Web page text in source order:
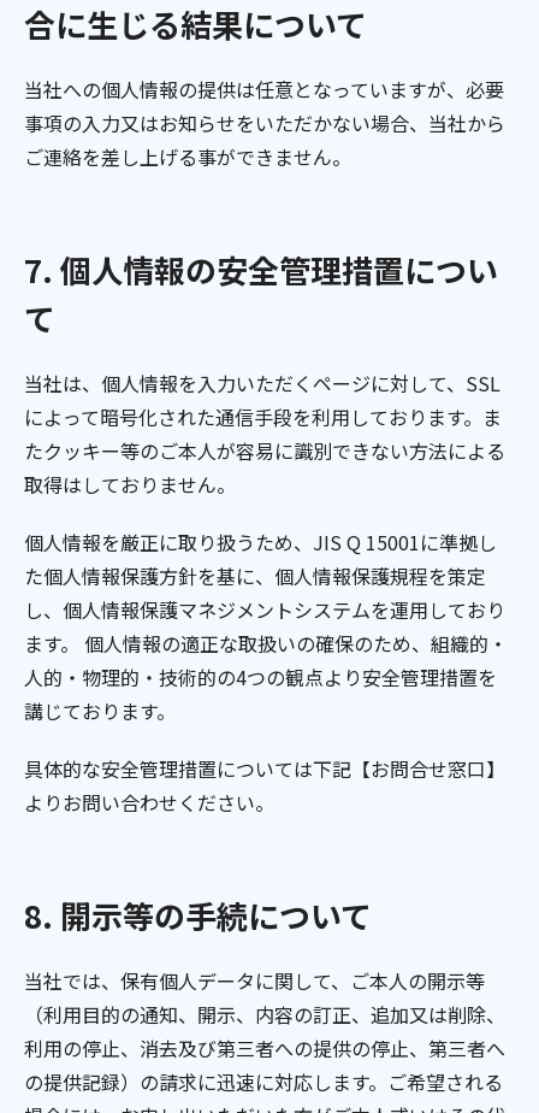
合に生じる結果について
当社への個人情報の提供は任意となっていますが、必要
事項の入力又はお知らせをいただかない場合、当社から
ご連絡を差し上げる事ができません。
7. 個人情報の安全管理措置につい
て
当社は、個人情報を入力いただくページに対して、SSL
によって暗号化された通信手段を利用しております。ま
たクッキー等のご本人が容易に識別できない方法による
取得はしておりません。
個人情報を厳正に取り扱うため、JIS Q 15001に準拠し
た個人情報保護方針を基に、個人情報保護規程を策定
し、個人情報保護マネジメントシステムを運用しており
ます。 個人情報の適正な取扱いの確保のため、組織的・
人的・物理的・技術的の4つの観点より安全管理措置を
講じております。
具体的な安全管理措置については下記【お問合せ窓口】
よりお問い合わせください。
8. 開示等の手続について
当社では、保有個人データに関して、ご本人の開示等
（利用目的の通知、開示、内容の訂正、追加又は削除、
利用の停止、消去及び第三者への提供の停止、第三者へ
の提供記録）の請求に迅速に対応します。ご希望される